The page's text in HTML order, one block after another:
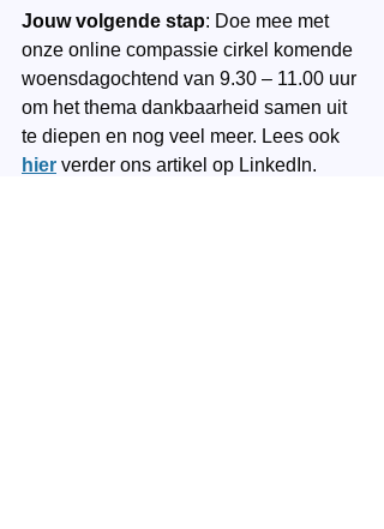
Jouw volgende stap: Doe mee met
onze online compassie cirkel komende
woensdagochtend van 9.30 – 11.00 uur
om het thema dankbaarheid samen uit
te diepen en nog veel meer. Lees ook
hier verder ons artikel op LinkedIn.